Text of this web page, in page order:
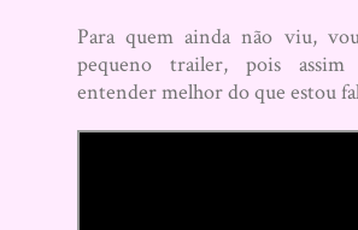
Para quem ainda não viu,
pequeno trailer, pois assim
entender melhor do que estou